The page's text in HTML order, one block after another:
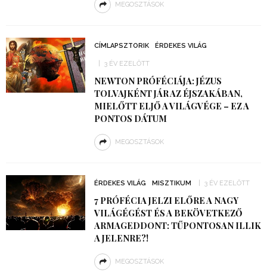
MEGOSZTÁSOK
CÍMLAPSZTORIK ÉRDEKES VILÁG
3 ÉV EZELŐTT
NEWTON PRÓFÉCIÁJA: JÉZUS
TOLVAJKÉNT JÁR AZ ÉJSZAKÁBAN,
MIELŐTT ELJŐ A VILÁGVÉGE – EZ A
PONTOS DÁTUM
MEGOSZTÁSOK
ÉRDEKES VILÁG MISZTIKUM 3 ÉV EZELŐTT
7 PRÓFÉCIA JELZI ELŐRE A NAGY
VILÁGÉGÉST ÉS A BEKÖVETKEZŐ
ARMAGEDDONT: TŰPONTOSAN ILLIK
A JELENRE?!
MEGOSZTÁSOK